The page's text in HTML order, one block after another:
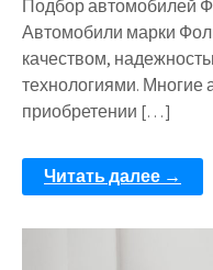
Подбор автомобилей
Автомобили марки
качеством,
технологиями. Многие
приобретении […]
Читать далее →